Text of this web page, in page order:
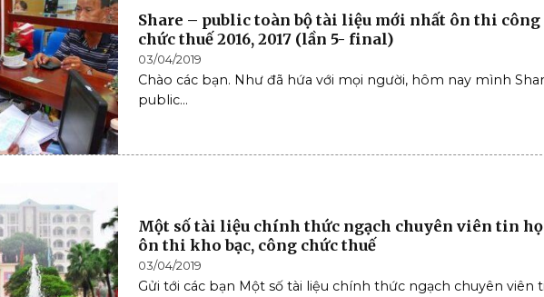
Share – public toàn bộ tài liệu mới nhất ôn thi công
chức thuế 2016, 2017 (lần 5- final)
03/04/2019
Chào các bạn. Như đã hứa với mọi người, hôm nay mình
public...
Một số tài liệu chính thức ngạch chuyên viên tin
ôn thi kho bạc, công chức thuế
03/04/2019
Gửi tới các bạn Một số tài liệu chính thức ngạch chuyên viên